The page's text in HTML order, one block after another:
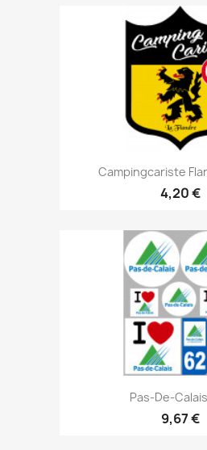
Campingcariste
4,20 €
Pas-De-
9,67 €